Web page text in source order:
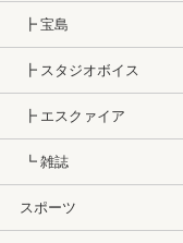
┣ 宝島
┣ スタジオボイス
┣ エスクァイア
┗ 雑誌
スポーツ